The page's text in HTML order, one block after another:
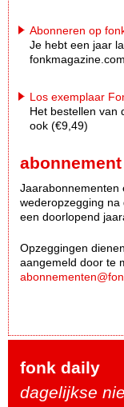
Abonneren op
Je hebt een jaar
fonkmagazine.com
Los exemplaar
Het bestellen van
ook (€9,49)
Jaarabonnementen
wederopzegging
een doorlopend
Opzeggingen
aangemeld door te
fonk daily
dagelijkse